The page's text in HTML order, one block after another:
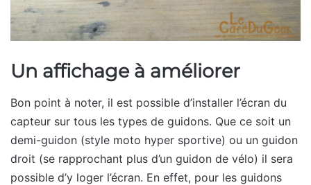
Un affichage à améliorer
Bon point à noter, il est possible d’installer l’écran du
capteur sur tous les types de guidons. Que ce soit un
demi-guidon (style moto hyper sportive) ou un guidon
droit (se rapprochant plus d’un guidon de vélo) il sera
possible d’y loger l’écran. En effet, pour les guidons